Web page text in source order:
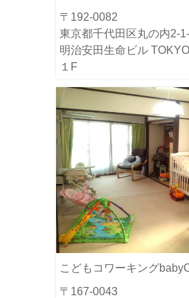
〒192-0082
東京都千代田区丸の内2-
明治安田生命ビル
１F
こどもコワーキング
〒167-0043